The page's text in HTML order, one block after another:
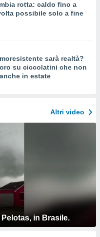
rotta: caldo fino a
possibile solo a fine
sarà realtà?
su ciccolatini che non
in estate
Altri video
in Brasile.